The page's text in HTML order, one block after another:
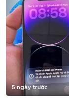
5 ngày trước